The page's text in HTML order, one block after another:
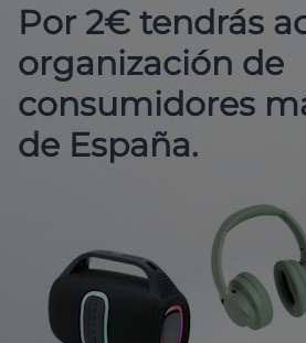
Por 2€ tendrás
organización de
consumidores
de España.